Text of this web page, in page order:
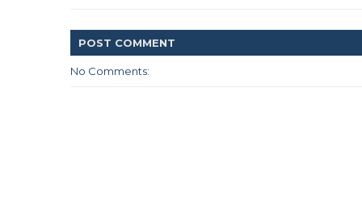
POST COMMENT
No Comments: